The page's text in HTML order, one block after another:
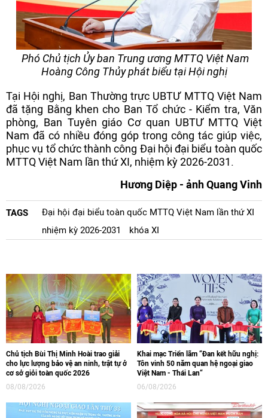
Phó Chủ tịch Ủy ban Trung ương MTTQ Việt Nam
Hoàng Công Thủy phát biểu tại Hội nghị
Tại Hội nghị, Ban Thường trực UBTƯ MTTQ Việt Nam
đã tặng Bằng khen cho Ban Tổ chức - Kiểm tra, Văn
phòng, Ban Tuyên giáo Cơ quan UBTƯ MTTQ Việt
Nam đã có nhiều đóng góp trong công tác giúp việc,
phục vụ tổ chức thành công Đại hội đại biểu toàn quốc
MTTQ Việt Nam lần thứ XI, nhiệm kỳ 2026-2031.
Hương Diệp - ảnh Quang Vinh
TAGS
Đại hội đại biểu toàn quốc MTTQ Việt Nam lần thứ XI
nhiệm kỳ 2026-2031
khóa XI
Chủ tịch Bùi Thị Minh Hoài trao giải
cho lực lượng bảo vệ an ninh, trật tự ở
cơ sở giỏi toàn quốc 2026
08/08/2026
Khai mạc Triển lãm “Đan kết hữu nghị:
Tôn vinh 50 năm quan hệ ngoại giao
Việt Nam - Thái Lan“
06/08/2026